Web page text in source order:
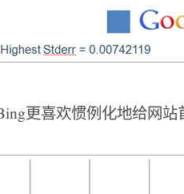
更喜欢惯例化地给网